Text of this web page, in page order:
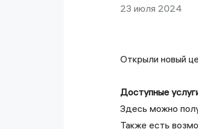
23 июля 2024
Открыли новый
Доступные
Здесь можно
Также есть